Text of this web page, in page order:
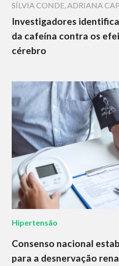
SÍLVIA CONDE,ADRIANA
Investigadores
da cafeína contra os
cérebro
Hipertensão
Consenso nacional
para a desnervação